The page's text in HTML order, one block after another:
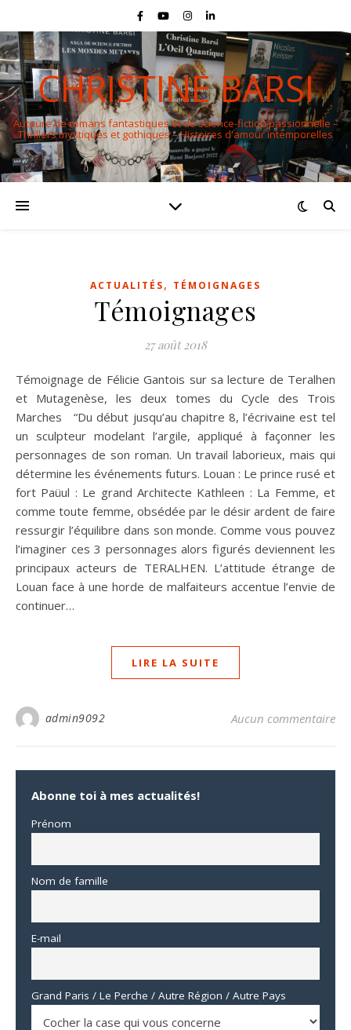
CHRISTINE BARSI
Auteure de romans fantastiques et de science-fiction passionnelle –
Thrillers mystiques et gothiques – Histoires d'amour intemporelles
ACTUALITÉS, TÉMOIGNAGES
Témoignages
27 août 2018
Témoignage de Félicie Gantois sur sa lecture de Teralhen
et Mutagenèse, les deux tomes du Cycle des Trois
Marches “Du début jusqu’au chapitre 8, l’écrivaine est tel
un sculpteur modelant l’argile, appliqué à façonner les
personnages de son roman. Un travail laborieux, mais qui
détermine les événements futurs. Louan : Le prince rusé et
fort Paüul : Le grand Architecte Kathleen : La Femme, et
comme toute femme, obsédée par le désir ardent de faire
ressurgir l’équilibre dans son monde. Comme vous pouvez
l’imaginer ces 3 personnages alors figurés deviennent les
principaux acteurs de TERALHEN. L’attitude étrange de
Louan face à une horde de malfaiteurs accentue l’envie de
continuer…
LIRE LA SUITE
admin9092 Aucun commentaire
Abonne toi à mes actualités!
Prénom
Nom de famille
E-mail
Grand Paris / Le Perche / Autre Région / Autre Pays